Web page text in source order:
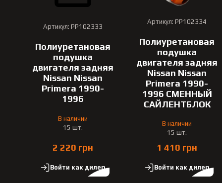
Артикул: PP102333
Полиуретановая
подушка
двигателя задняя
Nissan Nissan
Primera 1990-
1996
В наличии
15 шт.
2 220 грн
Войти как дилер
Артикул: PP102334
Полиуретановая
подушка
двигателя задняя
Nissan Nissan
Primera 1990-
1996 СМЕННЫЙ
САЙЛЕНТБЛОК
В наличии
15 шт.
1 410 грн
Войти как дилер